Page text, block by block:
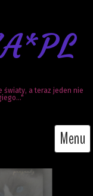
światy, a teraz jeden nie
Menu